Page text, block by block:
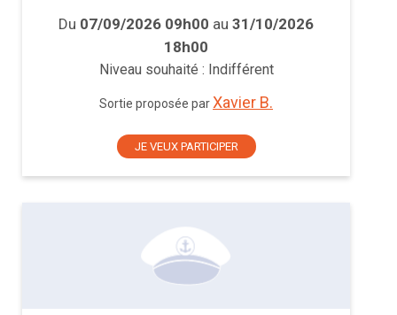
Du 07/09/2026 09h00 au 31/10/2026
18h00
Niveau souhaité : Indifférent
Sortie proposée parXavier B.
JE VEUX PARTICIPER